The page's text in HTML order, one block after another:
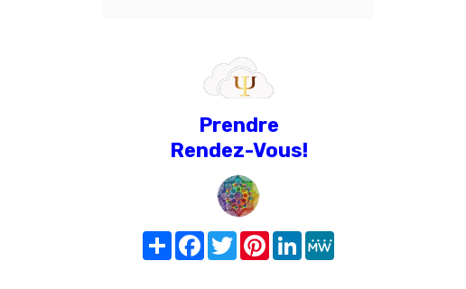
Prendre
Rendez-Vous!
Share FacebookTwitterPinterest
LinkedIn